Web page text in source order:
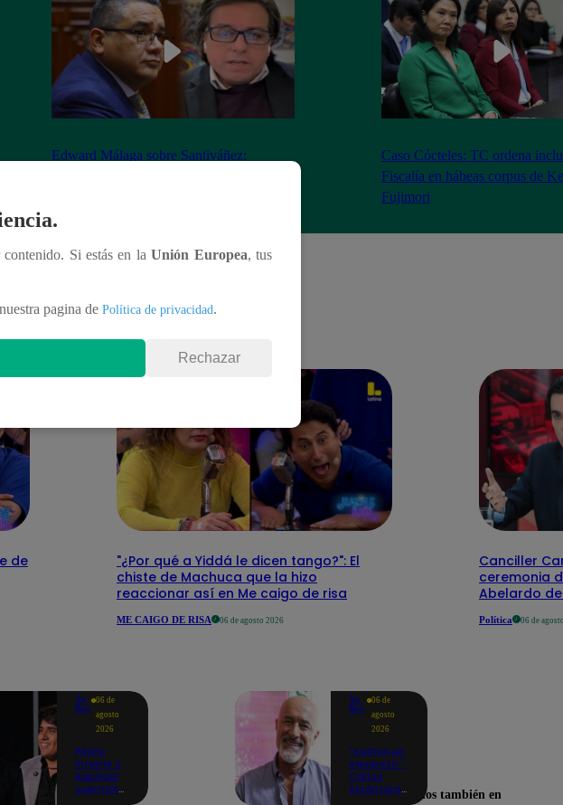
Edward Málaga sobre Santiváñez:
Caso Cócteles: TC ordena
Fiscalía en hábeas corpus de
Fujimori
de
"¿Por qué a Yiddá le dicen tango?": El
chiste de Machuca que la hizo
reaccionar así en Me caigo de risa
ME CAIGO DE RISA 06 de agosto 2026
Canciller
ceremonia
Abelardo
Política 06 de
Yo
Soy
06 de
agosto
2026
Pedro
Infante y
Raphael
cuentan
Yo
Soy
06 de
agosto
2026
"Somos un
equipazo":
Carlos
Alcántara
Si estás en laUnión Europea, tus
pagina de Política de privacidad.
Rechazar
Encuéntranos también en